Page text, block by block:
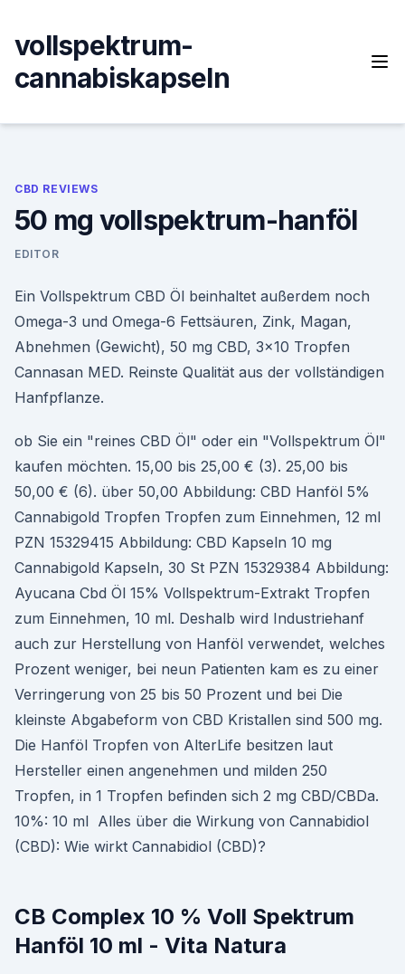
content
vollspektrum-
cannabiskapseln
CBD REVIEWS
50 mg vollspektrum-hanföl
EDITOR
Ein Vollspektrum CBD Öl beinhaltet außerdem noch
Omega-3 und Omega-6 Fettsäuren, Zink, Magan,
Abnehmen (Gewicht), 50 mg CBD, 3×10 Tropfen
Cannasan MED. Reinste Qualität aus der vollständigen
Hanfpflanze.
ob Sie ein "reines CBD Öl" oder ein "Vollspektrum Öl"
kaufen möchten. 15,00 bis 25,00 € (3). 25,00 bis
50,00 € (6). über 50,00 Abbildung: CBD Hanföl 5%
Cannabigold Tropfen Tropfen zum Einnehmen, 12 ml
PZN 15329415 Abbildung: CBD Kapseln 10 mg
Cannabigold Kapseln, 30 St PZN 15329384 Abbildung:
Ayucana Cbd Öl 15% Vollspektrum-Extrakt Tropfen
zum Einnehmen, 10 ml. Deshalb wird Industriehanf
auch zur Herstellung von Hanföl verwendet, welches
Prozent weniger, bei neun Patienten kam es zu einer
Verringerung von 25 bis 50 Prozent und bei Die
kleinste Abgabeform von CBD Kristallen sind 500 mg.
Die Hanföl Tropfen von AlterLife besitzen laut
Hersteller einen angenehmen und milden 250
Tropfen, in 1 Tropfen befinden sich 2 mg CBD/CBDa.
10%: 10 ml Alles über die Wirkung von Cannabidiol
(CBD): Wie wirkt Cannabidiol (CBD)?
CB Complex 10 % Voll Spektrum
Hanföl 10 ml - Vita Natura